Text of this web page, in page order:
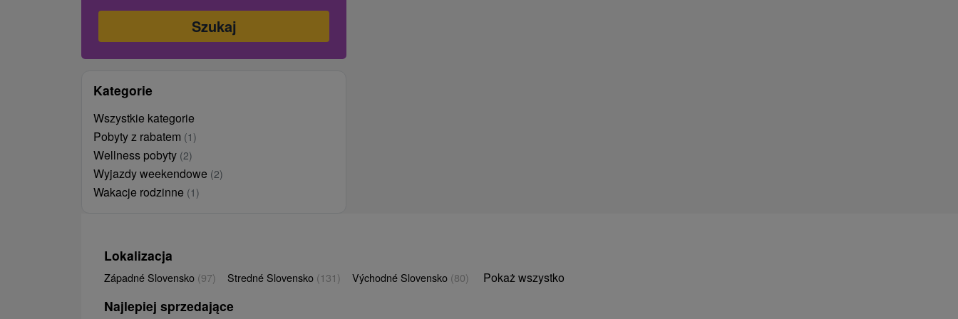
Kategorie
Wszystkie kategorie
Pobyty z rabatem (1)
Wellness pobyty (2)
Wyjazdy weekendowe (2)
Wakacje rodzinne (1)
Lokalizacja
Západné Slovensko (97) Stredné Slovensko (131) Východné Slovensko (80) Pokaż wszystko
Najlepiej sprzedające